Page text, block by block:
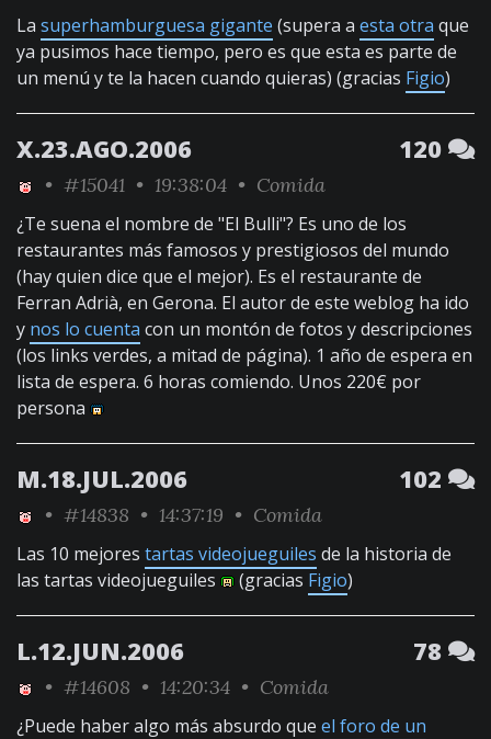
La superhamburguesa gigante (supera a esta otra que
ya pusimos hace tiempo, pero es que esta es parte de
un menú y te la hacen cuando quieras) (gracias Figio)
X.23.AGO.2006 120
• #15041 • 19:38:04 • Comida
¿Te suena el nombre de "El Bulli"? Es uno de los
restaurantes más famosos y prestigiosos del mundo
(hay quien dice que el mejor). Es el restaurante de
Ferran Adrià, en Gerona. El autor de este weblog ha ido
y nos lo cuenta con un montón de fotos y descripciones
(los links verdes, a mitad de página). 1 año de espera en
lista de espera. 6 horas comiendo. Unos 220€ por
persona
M.18.JUL.2006 102
• #14838 • 14:37:19 • Comida
Las 10 mejores tartas videojueguiles de la historia de
las tartas videojueguiles
(gracias Figio)
L.12.JUN.2006 78
• #14608 • 14:20:34 • Comida
¿Puede haber algo más absurdo que el foro de un